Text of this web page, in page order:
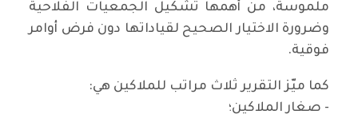
ملموسة، من أهمها تشكيل الجمعيات الفلاحية
وضرورة الاختيار الصحيح لقياداتها دون فرض أوامر
فوقية.
كما ميّز التقرير ثلاث مراتب للملاكين هي:
- صغار الملاكين؛